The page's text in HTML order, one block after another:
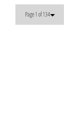
Page 1 of 134